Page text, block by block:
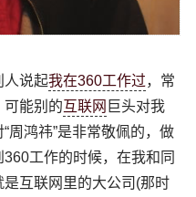
人说起我在360工作过，常
可能别的 互联网 巨头对我
周鸿祎”是非常敬佩的，做
工作的时候，在我和同
是互联网里的大公司(那时